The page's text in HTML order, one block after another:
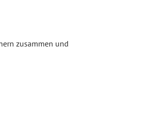
zusammen und